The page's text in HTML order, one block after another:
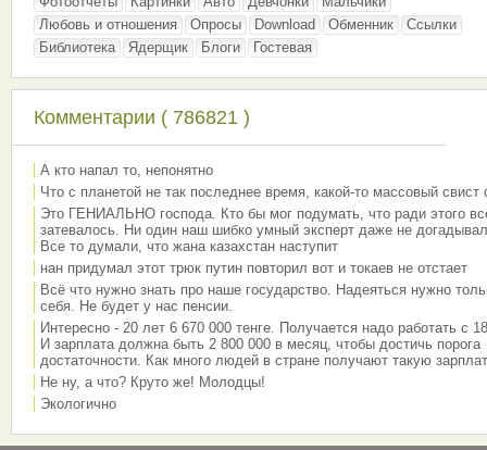
Любовь и отношения
Опросы Download Обменник
Ссылки
Библиотека
Ядерщик Блоги Гостевая
Комментарии ( 786821 )
А кто напал то, непонятно
Что с планетой не так последнее время, какой-то массовый свист
Это ГЕНИАЛЬНО господа. Кто бы мог подумать, что ради этого
затевалось. Ни один наш шибко умный эксперт даже не
Все то думали, что жана казахстан наступит
нан придумал этот трюк путин повторил вот и токаев не отстает
Всё что нужно знать про наше государство. Надеяться нужно
себя. Не будет у нас пенсии.
Интересно - 20 лет 6 670 000 тенге. Получается надо работать с
И зарплата должна быть 2 800 000 в месяц, чтобы достичь порога
достаточности. Как много людей в стране получают такую
Не ну, а что? Круто же! Молодцы!
Экологично